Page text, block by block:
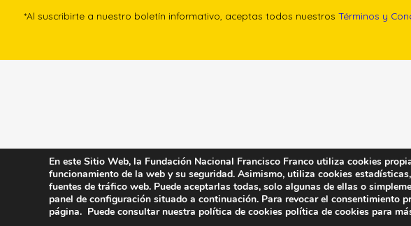
*Al suscribirte a nuestro boletín informativo, aceptas todos nuestros Términos y
En este Sitio Web, la Fundación Nacional Francisco Franco utiliza cookies
funcionamiento de la web y su seguridad. Asimismo, utiliza cookies
fuentes de tráfico web. Puede aceptarlas todas, solo algunas de ellas o
panel de configuración situado a continuación. Para revocar el consentimiento
página. Puede consultar nuestra política de cookies política de cookies para